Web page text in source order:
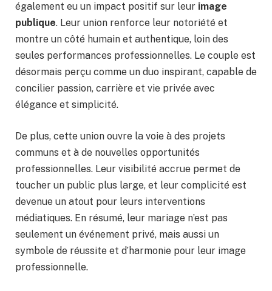
également eu un impact positif sur leur image
publique. Leur union renforce leur notoriété et
montre un côté humain et authentique, loin des
seules performances professionnelles. Le couple est
désormais perçu comme un duo inspirant, capable de
concilier passion, carrière et vie privée avec
élégance et simplicité.
De plus, cette union ouvre la voie à des projets
communs et à de nouvelles opportunités
professionnelles. Leur visibilité accrue permet de
toucher un public plus large, et leur complicité est
devenue un atout pour leurs interventions
médiatiques. En résumé, leur mariage n’est pas
seulement un événement privé, mais aussi un
symbole de réussite et d’harmonie pour leur image
professionnelle.